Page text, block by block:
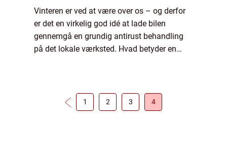
Vinteren er ved at være over os – og derfor
er det en virkelig god idé at lade bilen
gennemgå en grundig antirust behandling
på det lokale værksted. Hvad betyder en
1 2 3 4